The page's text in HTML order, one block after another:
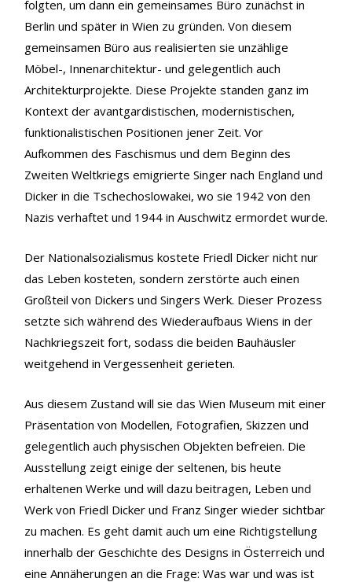
folgten, um dann ein gemeinsames Büro zunächst in
Berlin und später in Wien zu gründen. Von diesem
gemeinsamen Büro aus realisierten sie unzählige
Möbel-, Innenarchitektur- und gelegentlich auch
Architekturprojekte. Diese Projekte standen ganz im
Kontext der avantgardistischen, modernistischen,
funktionalistischen Positionen jener Zeit. Vor
Aufkommen des Faschismus und dem Beginn des
Zweiten Weltkriegs emigrierte Singer nach England und
Dicker in die Tschechoslowakei, wo sie 1942 von den
Nazis verhaftet und 1944 in Auschwitz ermordet wurde.
Der Nationalsozialismus kostete Friedl Dicker nicht nur
das Leben kosteten, sondern zerstörte auch einen
Großteil von Dickers und Singers Werk. Dieser Prozess
setzte sich während des Wiederaufbaus Wiens in der
Nachkriegszeit fort, sodass die beiden Bauhäusler
weitgehend in Vergessenheit gerieten.
Aus diesem Zustand will sie das Wien Museum mit einer
Präsentation von Modellen, Fotografien, Skizzen und
gelegentlich auch physischen Objekten befreien. Die
Ausstellung zeigt einige der seltenen, bis heute
erhaltenen Werke und will dazu beitragen, Leben und
Werk von Friedl Dicker und Franz Singer wieder sichtbar
zu machen. Es geht damit auch um eine Richtigstellung
innerhalb der Geschichte des Designs in Österreich und
eine Annäherungen an die Frage: Was war und was ist